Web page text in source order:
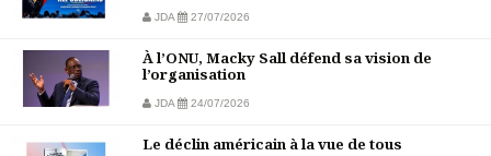
JDA 27/07/2026
À l’ONU, Macky Sall défend sa vision de
l’organisation
JDA 24/07/2026
Le déclin américain à la vue de tous